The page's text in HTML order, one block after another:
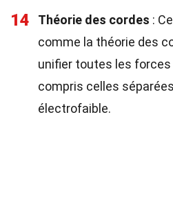
14 Théorie des cordes :
comme la théorie des
unifier toutes les
compris celles
électrofaible.